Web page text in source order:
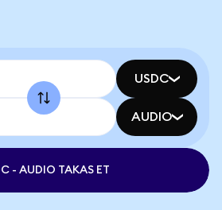
USDC
AUDIO
- AUDIO TAKAS ET